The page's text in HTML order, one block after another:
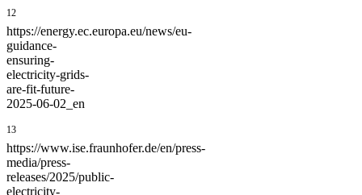
12
https://energy.ec.europa.eu/news/eu-
guidance-
ensuring-
electricity-grids-
are-fit-future-
2025-06-02_en
13
https://www.ise.fraunhofer.de/en/press-
media/press-
releases/2025/public-
electricity-